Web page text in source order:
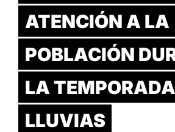
ATENCIÓN A LA
POBLACIÓN
LA
LLUVIAS